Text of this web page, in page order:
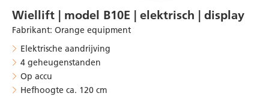
Wiellift | model B10E | elektrisch | display
Fabrikant: Orange equipment
Elektrische aandrijving
4 geheugenstanden
Op accu
Hefhoogte ca. 120 cm